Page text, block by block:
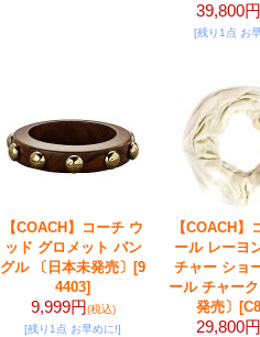
39,800円
[残り1点 お
【COACH】コーチ ウ
ッド グロメット バン
グル 〔日本未発売〕 [9
4403]
9,999円(税込)
[残り1点 お早めに!]
【COACH】
ール レーヨ
チャー ショ
ール チャー
発売〕
29,800円